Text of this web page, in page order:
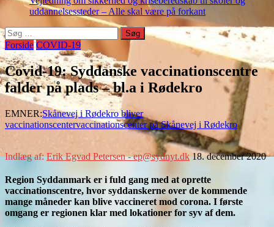
uddannelsessteder – Alle skal være på forkant
Søg
efter:
Forside COVID-19
Covid-19: Syddanske vaccinationscentre
falder på plads – bl.a i Rødekro
EMNER:Skånevej i Rødekro bliver
vaccinationscentervaccinationscenter på Skånevej i Rødekro
Indlæg af:Erik Egvad Petersen - ep@sydnyt.dk 18. december 2020
Region Syddanmark er i fuld gang med at oprette
vaccinationscentre, hvor syddanskerne over de kommende
mange måneder kan blive vaccineret mod corona. I første
omgang er regionen klar med lokationer for syv af dem.